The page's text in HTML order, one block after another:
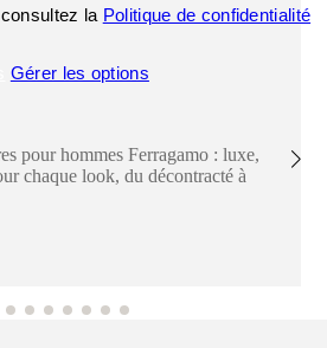
pour hommes Ferragamo : luxe,
chaque look, du décontracté à
la Politique de confidentialité
Gérer les options